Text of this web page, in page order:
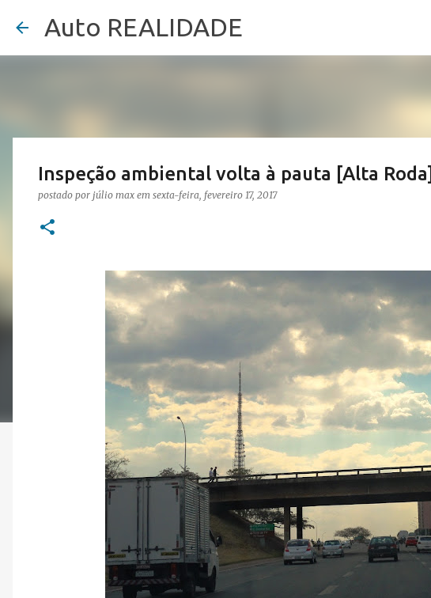
Auto REALIDADE
Inspeção ambiental volta à pauta [Alta Roda]
postado por júlio max em sexta-feira, fevereiro 17, 2017